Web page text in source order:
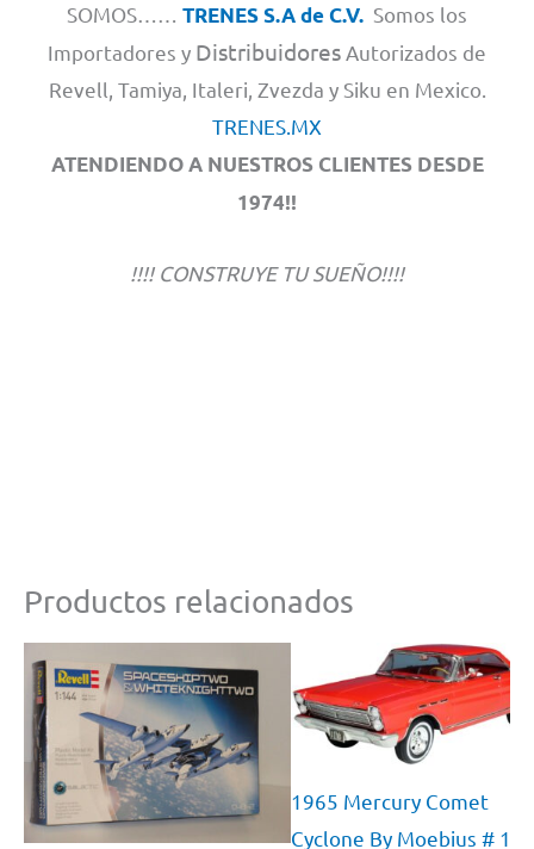
SOMOS…… TRENES S.A de C.V. Somos los
Importadores y DistribuidoresAutorizados de
Revell, Tamiya, Italeri, Zvezda y Siku en Mexico.
TRENES.MX
ATENDIENDO A NUESTROS CLIENTES DESDE
1974!!
!!!! CONSTRUYE TU SUEÑO!!!!
Productos relacionados
1965 Mercury Comet
Cyclone By Moebius #